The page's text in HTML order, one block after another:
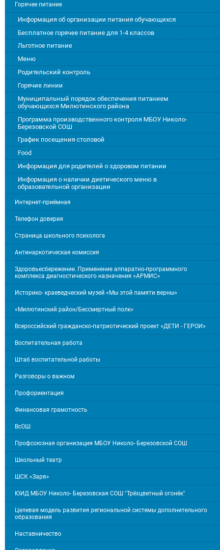
Горячее питание
Информация об организации питания обучающихся
Бесплатное горячее питание для 1-4 классов
Льготное питание
Меню
Родительский контроль
Горячие линии
Муниципальный порядок обеспечения питанием
обучающихся Милютинского района
Программа производственного контроля МБОУ Николо-
Березовской СОШ
График посещения столовой
Food
Информация для родителей о здоровом питании
Информация о наличии диетического меню в
образовательной организации
Интернет-приёмная
Телефон доверия
Страница школьного психолога
Антинаркотическая комиссия
Здоровьесбережение. Применение аппаратно-программного
комплекса диагностического назначения «АРМИС»
Историко- краеведческий музей «Мы этой памяти верны»
«Милютинский район/Бессмертный полк»
Всероссийский гражданско-патриотический проект «ДЕТИ - ГЕРОИ»
Воспитательная работа
Штаб воспитательной работы
Разговоры о важном
Профориентация
Финансовая грамотность
ВсОШ
Профсоюзная организация МБОУ Николо- Березовской СОШ
Школьный театр
ШСК «Заря»
ЮИД МБОУ Николо- Березовская СОШ "Трёхцветный огонёк"
Целевая модель развития региональной системы дополнительного
образования
Наставничество